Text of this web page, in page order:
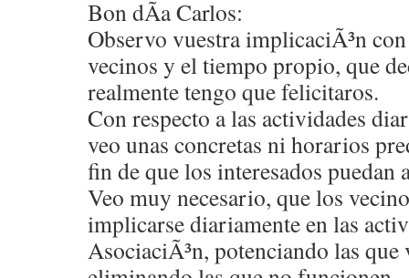
Bon dÃ­a Carlos:
Observo vuestra implicaciÃ³n
vecinos y el tiempo propio, que
realmente tengo que felicitaros.
Con respecto a las actividades
veo unas concretas ni horarios
fin de que los interesados puedan
Veo muy necesario, que los
implicarse diariamente en las
AsociaciÃ³n, potenciando las que